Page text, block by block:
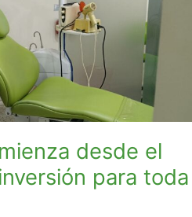
desde el
para toda